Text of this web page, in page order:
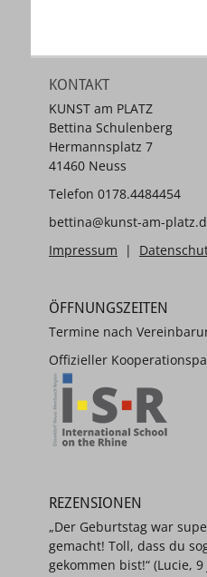
KONTAKT
KUNST am PLATZ
Bettina Schulenberg
Hermannsplatz 7
41460 Neuss
Telefon 0178.4484454
bettina@kunst-am-
Impressum |
ÖFFNUNGSZEITEN
Termine nach
Offizieller
REZENSIONEN
„Der Geburtstag war
gemacht! Toll, dass du
gekommen bist!“ (Lucie, 9